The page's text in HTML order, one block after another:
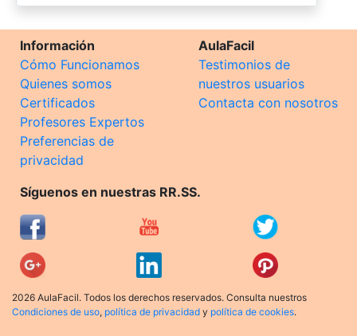
Información
Cómo Funcionamos
Quienes somos
Certificados
Profesores Expertos
Preferencias de
privacidad
AulaFacil
Testimonios de
nuestros usuarios
Contacta con nosotros
Síguenos en nuestras RR.SS.
2026 AulaFacil. Todos los derechos reservados. Consulta nuestros
Condiciones de uso, política de privacidad y política de cookies.